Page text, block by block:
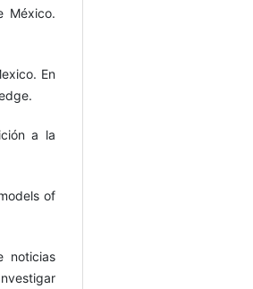
México.
En
a la
of
noticias